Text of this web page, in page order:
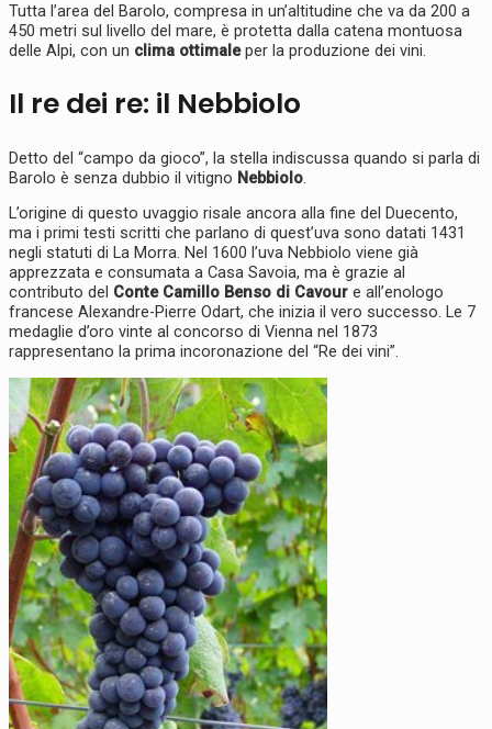
Tutta l’area del Barolo, compresa in un’altitudine che va da 200 a
450 metri sul livello del mare, è protetta dalla catena montuosa
delle Alpi, con un clima ottimaleper la produzione dei vini.
Il re dei re: il Nebbiolo
Detto del “campo da gioco”, la stella indiscussa quando si parla di
Barolo è senza dubbio il vitigno Nebbiolo.
L’origine di questo uvaggio risale ancora alla fine del Duecento,
ma i primi testi scritti che parlano di quest’uva sono datati 1431
negli statuti di La Morra. Nel 1600 l’uva Nebbiolo viene già
apprezzata e consumata a Casa Savoia, ma è grazie al
contributo del Conte Camillo Benso di Cavour e all’enologo
francese Alexandre-Pierre Odart, che inizia il vero successo. Le 7
medaglie d’oro vinte al concorso di Vienna nel 1873
rappresentano la prima incoronazione del “Re dei vini”.